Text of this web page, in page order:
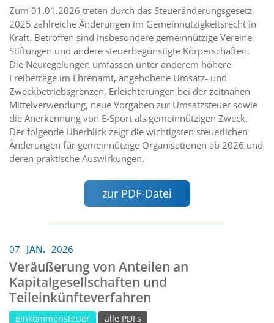
Zum 01.01.2026 treten durch das Steueränderungsgesetz
2025 zahlreiche Änderungen im Gemeinnützigkeitsrecht in
Kraft. Betroffen sind insbesondere gemeinnützige Vereine,
Stiftungen und andere steuerbegünstigte Körperschaften.
Die Neuregelungen umfassen unter anderem höhere
Freibeträge im Ehrenamt, angehobene Umsatz- und
Zweckbetriebsgrenzen, Erleichterungen bei der zeitnahen
Mittelverwendung, neue Vorgaben zur Umsatzsteuer sowie
die Anerkennung von E-Sport als gemeinnützigen Zweck.
Der folgende Überblick zeigt die wichtigsten steuerlichen
Änderungen für gemeinnützige Organisationen ab 2026 und
deren praktische Auswirkungen.
zur PDF-Datei
07 JAN. 2026
Veräußerung von Anteilen an
Kapitalgesellschaften und
Teileinkünfteverfahren
Einkommensteuer alle PDFs